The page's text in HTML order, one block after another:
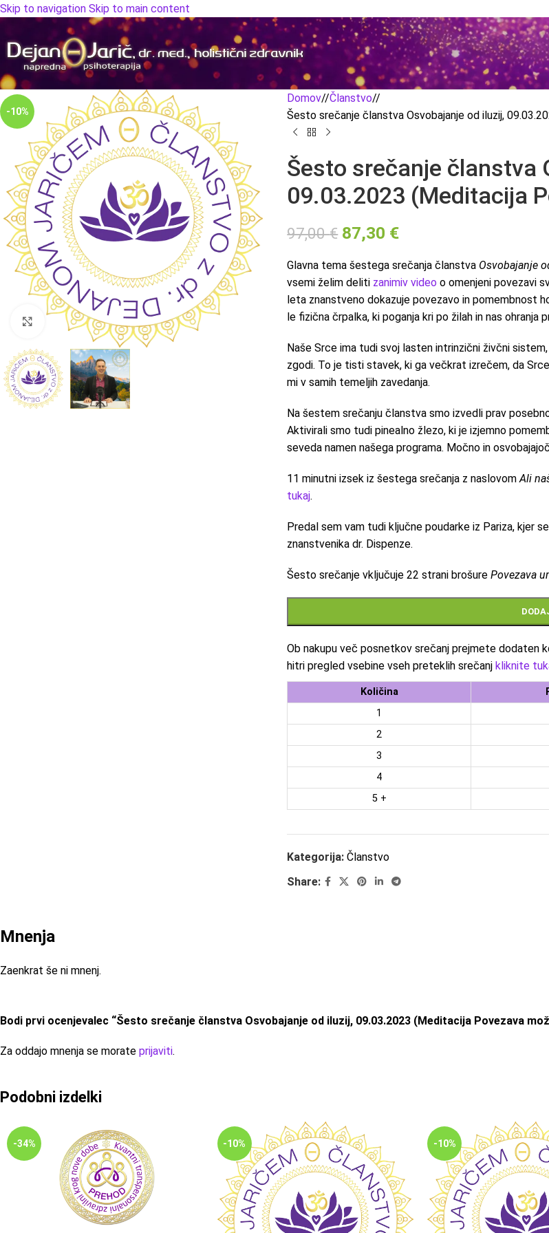
Skip to navigation Skip to main content
-10%
Click to enlarge
Domov/ Članstvo/
Šesto srečanje članstva Osvobajanje od iluzij,
Šesto srečanje članstva
09.03.2023 (Meditacija
97,00€ 87,30 €
Glavna tema šestega srečanja članstva Osvobajanje
vsemi želim deliti zanimiv video o omenjeni povezavi
leta znanstveno dokazuje povezavo in pomembnost
le fizična črpalka, ki poganja kri po žilah in nas ohranja
Naše Srce ima tudi svoj lasten intrinzični živčni
zgodi. To je tisti stavek, ki ga večkrat izrečem, da
mi v samih temeljih zavedanja.
Na šestem srečanju članstva smo izvedli prav
Aktivirali smo tudi pinealno žlezo, ki je izjemno
seveda namen našega programa. Močno in
11 minutni izsek iz šestega srečanja z naslovomAli
tukaj.
Predal sem vam tudi ključne poudarke iz Pariza, kjer
znanstvenika dr. Dispenze.
Šesto srečanje vključuje 22 strani brošurePovezava
Ob nakupu več posnetkov srečanj prejmete dodaten
hitri pregled vsebine vseh preteklih srečanjkliknite
Količina
1
2
3
4
5 +
Kategorija: Članstvo
Share:
Mnenja
Zaenkrat še ni mnenj.
Bodi prvi ocenjevalec “Šesto srečanje članstva Osvobajanje od iluzij, 09.03.2023 (Meditacija Povezava
Za oddajo mnenja se morate prijaviti.
Podobni izdelki
-34% -10% -10%